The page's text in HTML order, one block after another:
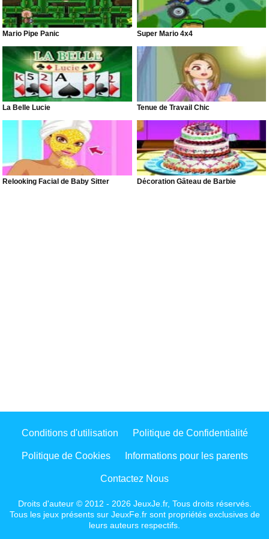
Mario Pipe Panic Super Mario 4x4
La Belle Lucie Tenue de Travail Chic
Relooking Facial de Baby Sitter Décoration Gâteau de Barbie
Conditions d'utilisation Politique de Confidentialité
Politique de Cookies Informations pour les parents
Contactez Nous
Droits d'auteur © 2012 - 2026 JeuxJe.fr, Tous droits réservés.
Tous les jeux présents sur JeuxFe.fr sont propriétés exclusives de
leurs auteurs respectifs.